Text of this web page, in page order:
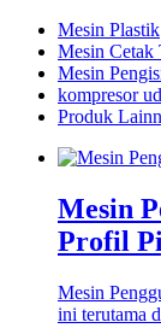
Mesin Plastik
Mesin Cetak
Mesin
kompresor
Produk
Mesin
Profil
Mesin
ini terutama